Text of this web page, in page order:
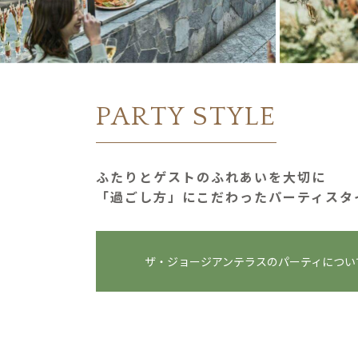
PARTY STYLE
ふたりとゲストのふれあいを大切に
「過ごし⽅」にこだわったパーティス
ザ・ジョージアンテラスのパーティにつ